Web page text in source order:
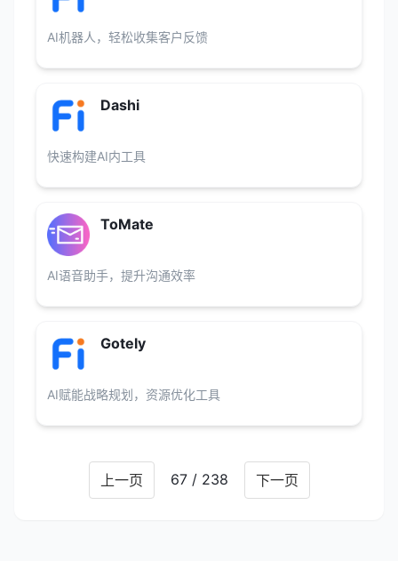
AI机器人，轻松收集客户反馈
Dashi
快速构建AI内工具
ToMate
AI语音助手，提升沟通效率
Gotely
AI赋能战略规划，资源优化工具
上一页 67 / 238 下一页